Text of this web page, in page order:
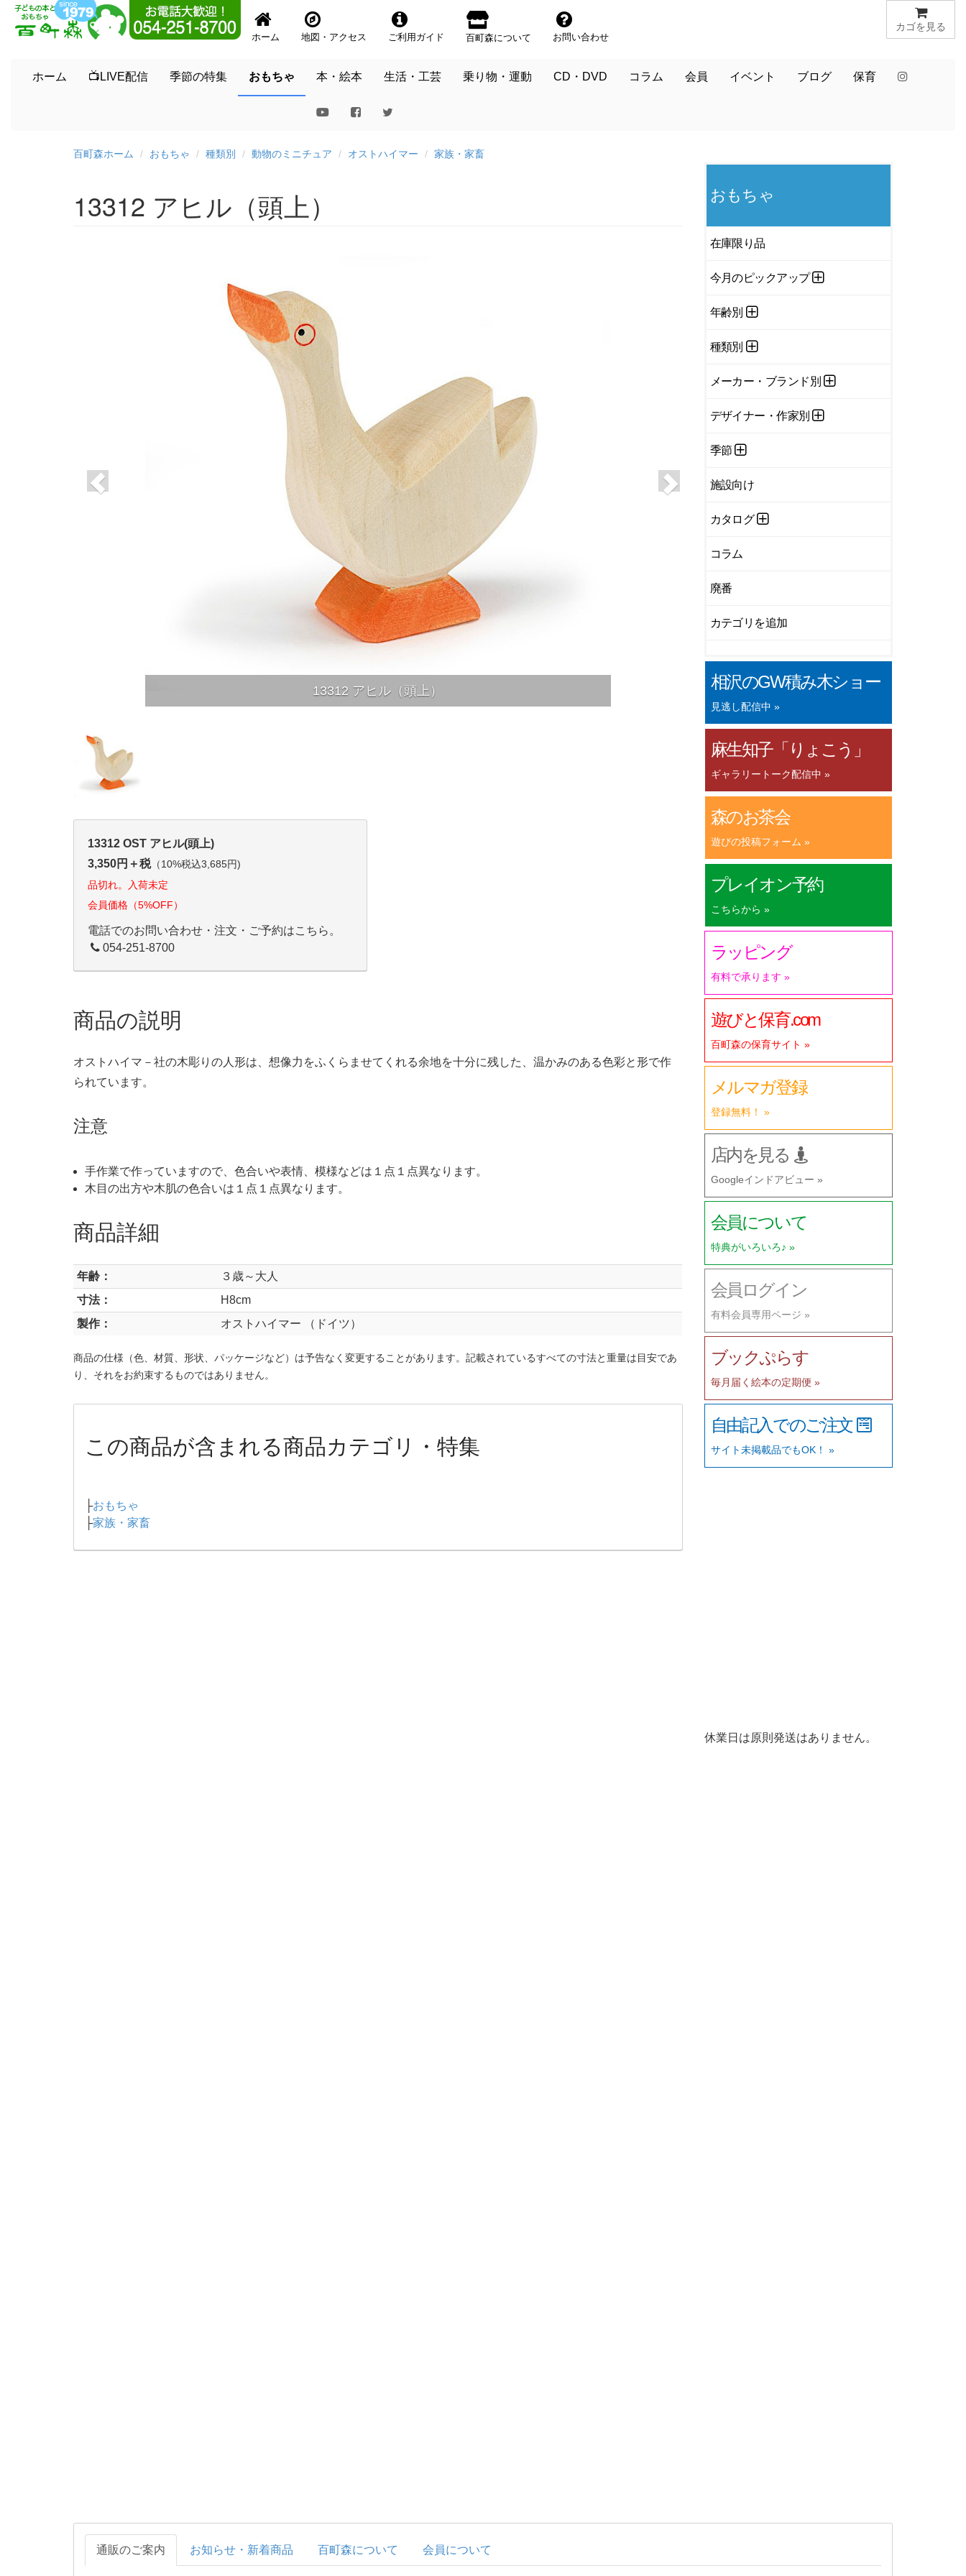
カゴを見る
ホーム 地図・アクセス ご利用ガイド 百町森について お問い合わせ
ホーム 📺LIVE配信 季節の特集 おもちゃ 本・絵本 生活・工芸 乗り物・運動 CD・DVD コラム 会員 イベント ブログ 保育
百町森ホーム おもちゃ 種類別 動物のミニチュア オストハイマー 家族・家畜
13312 アヒル（頭上）
13312 アヒル（頭上）
13312 OST アヒル(頭上)
3,350円＋税（10%税込3,685円)
品切れ。入荷未定
会員価格（5%OFF）
電話でのお問い合わせ・注文・ご予約はこちら。
054-251-8700
商品の説明
オストハイマ－社の木彫りの人形は、想像力をふくらませてくれる余地を十分に残した、温かみのある色彩と形で作
られています。
注意
手作業で作っていますので、色合いや表情、模様などは１点１点異なります。
木目の出方や木肌の色合いは１点１点異なります。
商品詳細
年齢：
３歳～大人
寸法：
H8cm
製作：
オストハイマー （ドイツ）
商品の仕様（色、材質、形状、パッケージなど）は予告なく変更することがあります。記載されているすべての寸法と重量は目安であ
り、それをお約束するものではありません。
この商品が含まれる商品カテゴリ・特集
├おもちゃ
├家族・家畜
おもちゃ
在庫限り品
今月のピックアップ
年齢別
種類別
メーカー・ブランド別
デザイナー・作家別
季節
施設向け
カタログ
コラム
廃番
カテゴリを追加
相沢のGW積み木ショー
見逃し配信中 »
麻生知子「りょこう」
ギャラリートーク配信中 »
森のお茶会
遊びの投稿フォーム »
プレイオン予約
こちらから »
ラッピング
有料で承ります »
遊びと保育.com
百町森の保育サイト »
メルマガ登録
登録無料！ »
店内を見る
Googleインドアビュー »
会員について
特典がいろいろ♪ »
会員ログイン
有料会員専用ページ »
ブックぷらす
毎月届く絵本の定期便 »
自由記入でのご注文
サイト未掲載品でもOK！ »
休業日は原則発送はありません。
通販のご案内 お知らせ・新着商品 百町森について 会員について